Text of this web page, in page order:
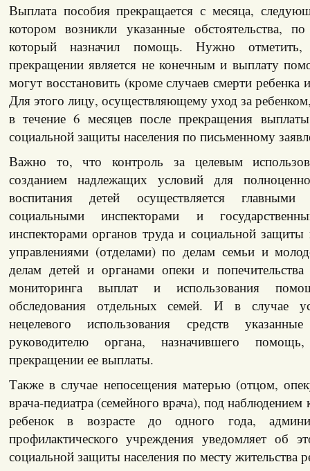
Выплата пособия прекращается с месяца,
котором возникли указанные обстоятельства,
который назначил помощь. Нужно
прекращении является не конечным и выплату
могут восстановить (кроме случаев смерти ребенка
Для этого лицу, осуществляющему уход за
в течение 6 месяцев после прекращения
социальной защиты населения по письменному
Важно то, что контроль за целевым
созданием надлежащих условий для
воспитания детей осуществляется главными
социальными инспекторами и
инспекторами органов труда и социальной защиты
управлениями (отделами) по делам семьи и
делам детей и органами опеки и
мониторинга выплат и использования
обследования отдельных семей. И в случае
нецелевого использования средств
руководителю органа, назначившего
прекращении ее выплаты.
Также в случае непосещения матерью (отцом,
врача-педиатра (семейного врача), под наблюдением
ребенок в возрасте до одного года,
профилактического учреждения уведомляет об
социальной защиты населения по месту жительства